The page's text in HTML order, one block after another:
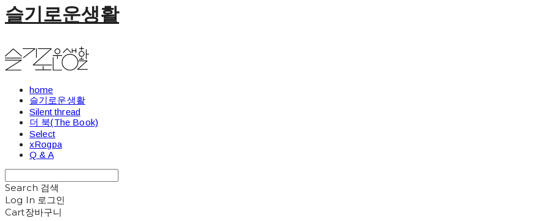
슬기로운생활
home
슬기로운생활
Silent thread
더 북(The Book)
Select
xRogpa
Q & A
Search 검색
Log In 로그인
Cart장바구니